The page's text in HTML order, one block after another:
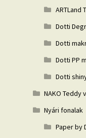
ARTLand
Dotti
Dotti
Dotti PP
Dotti
NAKO Teddy
Nyári fonalak
Paper by